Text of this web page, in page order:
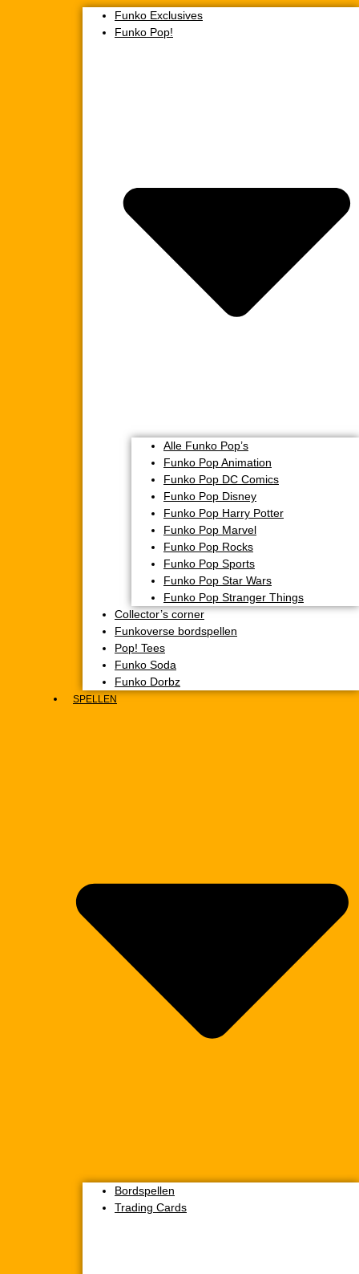
Funko Exclusives
Funko Pop!
Alle Funko Pop’s
Funko Pop Animation
Funko Pop DC Comics
Funko Pop Disney
Funko Pop Harry Potter
Funko Pop Marvel
Funko Pop Rocks
Funko Pop Sports
Funko Pop Star Wars
Funko Pop Stranger Things
Collector’s corner
Funkoverse bordspellen
Pop! Tees
Funko Soda
Funko Dorbz
SPELLEN
Bordspellen
Trading Cards